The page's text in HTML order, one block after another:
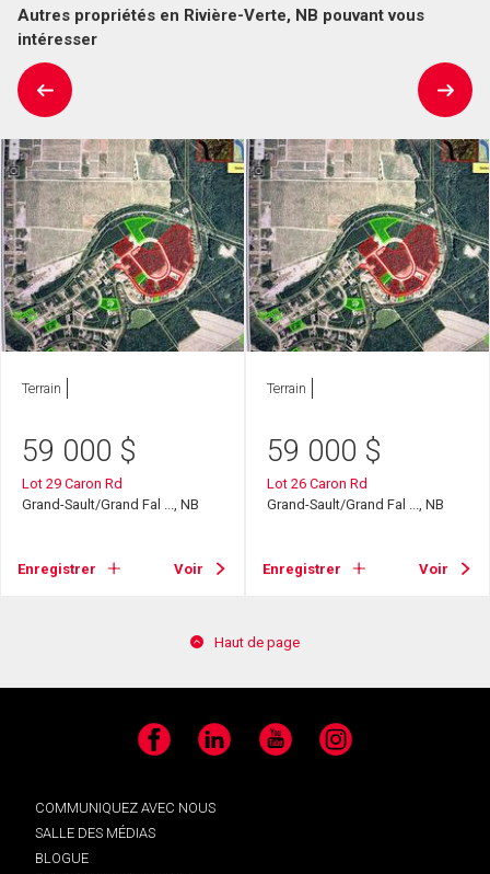
Autres propriétés en Rivière-Verte, NB pouvant vous
intéresser
Terrain
59 000 $
Lot 29 Caron Rd
Grand-Sault/Grand Fal ..., NB
Enregistrer Voir
Terrain
59 000 $
Lot 26 Caron Rd
Grand-Sault/Grand Fal ..., NB
Enregistrer Voir
Haut de page
Facebook LinkedIn YouTube Instagram
COMMUNIQUEZ AVEC NOUS
SALLE DES MÉDIAS
BLOGUE